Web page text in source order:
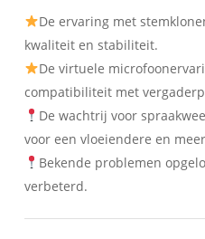
De ervaring met
kwaliteit en stabiliteit.
De virtuele
compatibiliteit met
De wachtrij voor
voor een vloeiendere en
Bekende problemen
verbeterd.